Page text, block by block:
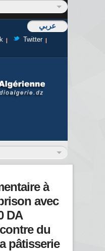
عربي
Twitter
à
avec
DA
du
pâtisserie